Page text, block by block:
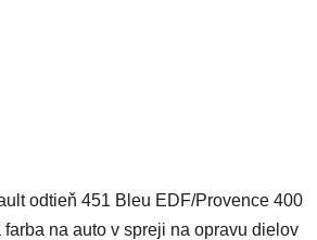
odtieň 451 Bleu EDF/Provence 400
na auto v spreji na opravu dielov